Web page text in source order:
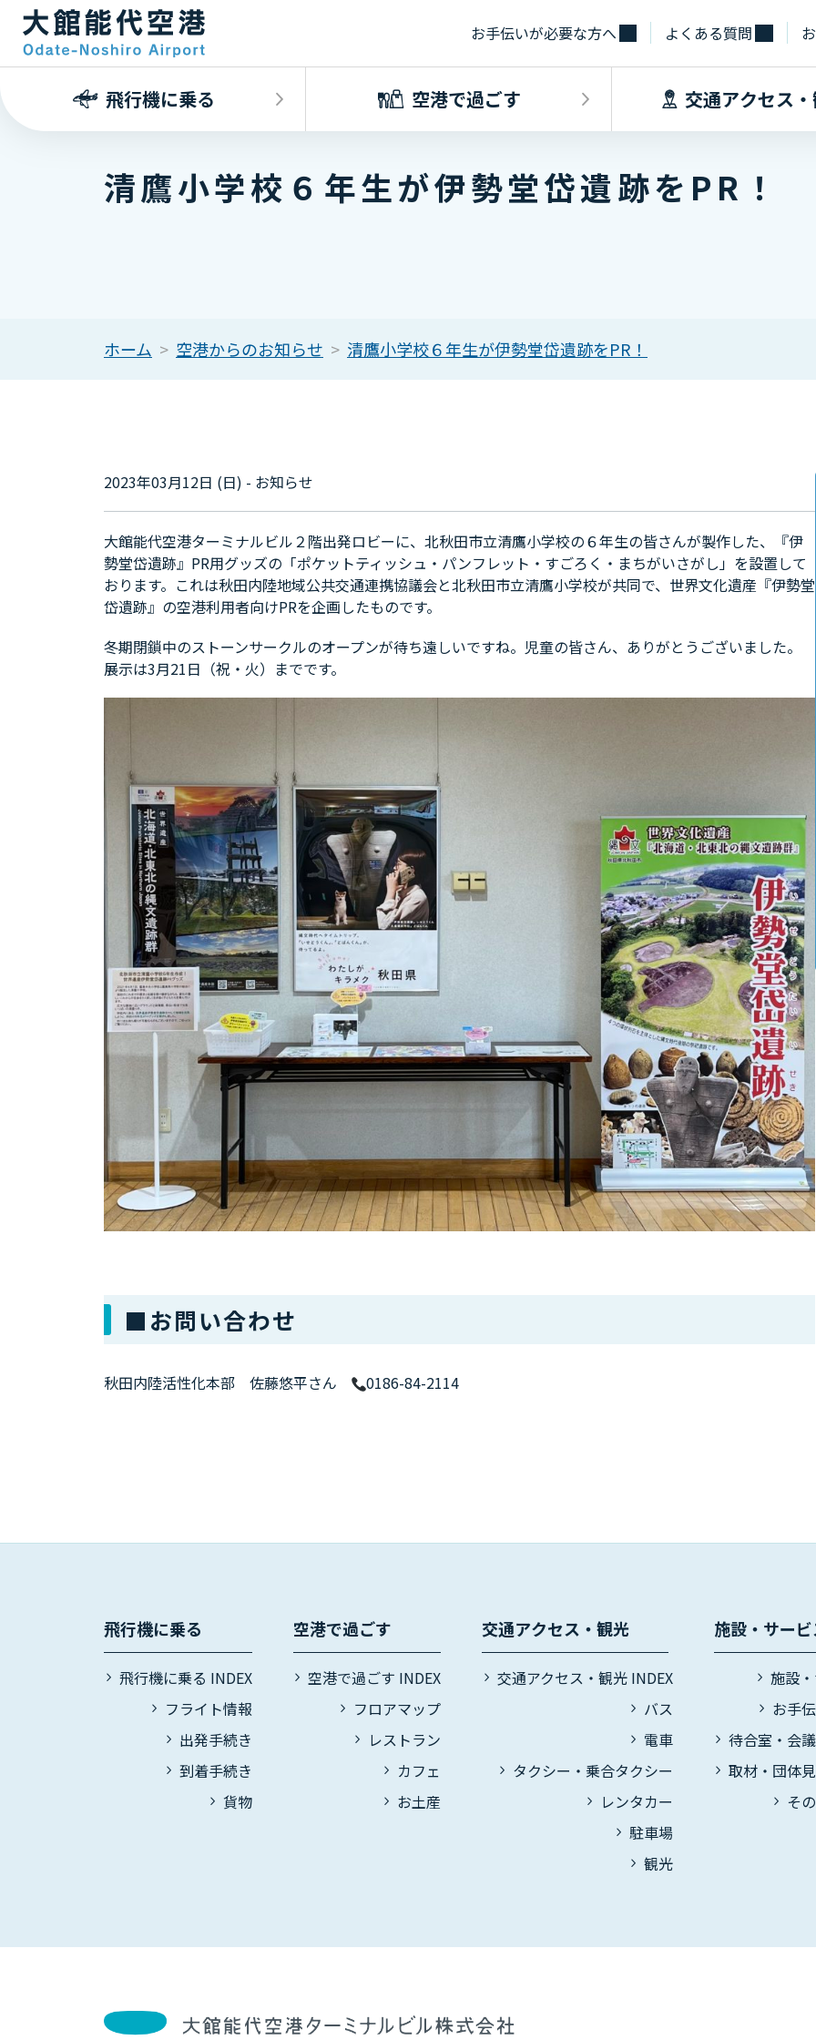
お手伝いが必要な方へ よくある質問
飛行機に乗る
飛行機に乗るINDEX
空港で過ごす
空港で過ごすINDEX
交通アクセス
交通アクセ
施設・サ
清鷹小学校６年生が伊勢堂岱遺跡をPR！
ホーム 空港からのお知らせ 清鷹小学校６年生が伊勢堂岱遺跡をPR！
2023年03月12日 (日) - お知らせ
大館能代空港ターミナルビル２階出発ロビーに、北秋田市立清鷹小学校の６年生の皆さんが製作した、『伊
勢堂岱遺跡』PR用グッズの「ポケットティッシュ・パンフレット・すごろく・まちがいさがし」を設置して
おります。これは秋田内陸地域公共交通連携協議会と北秋田市立清鷹小学校が共同で、世界文化遺産『伊勢堂
岱遺跡』の空港利用者向けPRを企画したものです。
冬期閉鎖中のストーンサークルのオープンが待ち遠しいですね。児童の皆さん、ありがとうございました。
展示は3月21日（祝・火）までです。
■お問い合わせ
秋田内陸活性化本部 佐藤悠平さん 0186-84-2114
飛行機に乗る
飛行機に乗る INDEX
フライト情報
出発手続き
到着手続き
貨物
空港で過ごす
空港で過ごす INDEX
フロアマップ
レストラン
カフェ
お土産
交通アクセス・観光
交通アクセス・観光 INDEX
バス
電車
タクシー・乗合タクシー
レンタカー
駐車場
観光
施設・サービ
施設
お手
待合室・会
取材・団体
そ